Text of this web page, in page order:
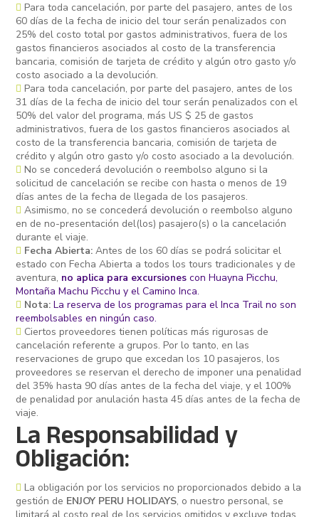
Para toda cancelación, por parte del pasajero, antes de los
60 días de la fecha de inicio del tour serán penalizados con
25% del costo total por gastos administrativos, fuera de los
gastos financieros asociados al costo de la transferencia
bancaria, comisión de tarjeta de crédito y algún otro gasto y/o
costo asociado a la devolución.
Para toda cancelación, por parte del pasajero, antes de los
31 días de la fecha de inicio del tour serán penalizados con el
50% del valor del programa, más US $ 25 de gastos
administrativos, fuera de los gastos financieros asociados al
costo de la transferencia bancaria, comisión de tarjeta de
crédito y algún otro gasto y/o costo asociado a la devolución.
No se concederá devolución o reembolso alguno si la
solicitud de cancelación se recibe con hasta o menos de 19
días antes de la fecha de llegada de los pasajeros.
Asimismo, no se concederá devolución o reembolso alguno
en de no-presentación del(los) pasajero(s) o la cancelación
durante el viaje.
Fecha Abierta: Antes de los 60 días se podrá solicitar el
estado con Fecha Abierta a todos los tours tradicionales y de
aventura, no aplica para excursiones con Huayna Picchu,
Montaña Machu Picchu y el Camino Inca.
Nota: La reserva de los programas para el Inca Trail no son
reembolsables en ningún caso.
Ciertos proveedores tienen políticas más rigurosas de
cancelación referente a grupos. Por lo tanto, en las
reservaciones de grupo que excedan los 10 pasajeros, los
proveedores se reservan el derecho de imponer una penalidad
del 35% hasta 90 días antes de la fecha del viaje, y el 100%
de penalidad por anulación hasta 45 días antes de la fecha de
viaje.
La Responsabilidad y
Obligación:
La obligación por los servicios no proporcionados debido a la
gestión de ENJOY PERU HOLIDAYS, o nuestro personal, se